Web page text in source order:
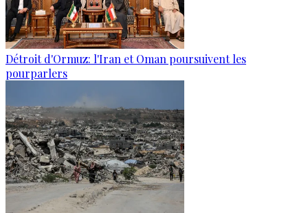
Détroit d'Ormuz: l'Iran et Oman poursuivent les
pourparlers